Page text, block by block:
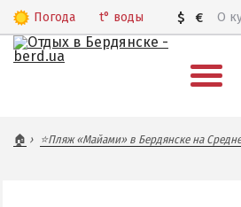
Погода t° воды $ € О
🏠 ⭐Пляж «Майами» в Бердянске на